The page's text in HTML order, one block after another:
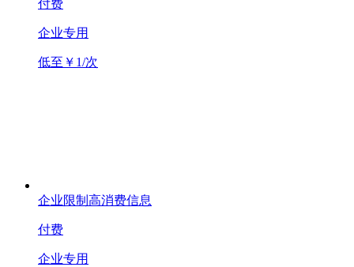
付费
企业专用
低至￥1/次
企业限制高消费信息
付费
企业专用